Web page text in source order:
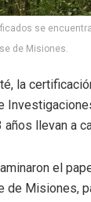
se
de Misiones.
la
llevan a
el
de Misiones,